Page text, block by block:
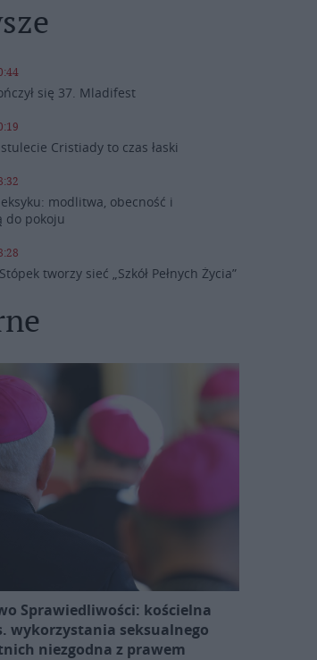
się 37. Mladifest
Cristiady to czas łaski
modlitwa, obecność i
do pokoju
tworzy sieć „Szkół Pełnych Życia”
Sprawiedliwości: kościelna
wykorzystania seksualnego
niezgodna z prawem